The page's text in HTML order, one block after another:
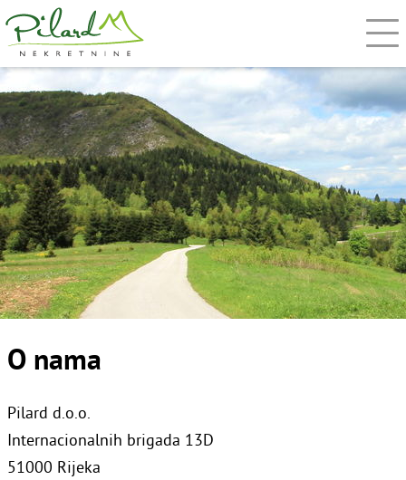
O nama
Pilard d.o.o.
Internacionalnih brigada 13D
51000 Rijeka